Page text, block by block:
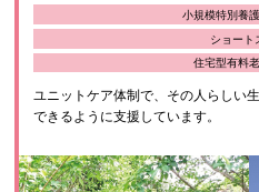
小規模特別養
ショート
住宅型有料
ユニットケア体制で、その人らしい
できるように支援しています。